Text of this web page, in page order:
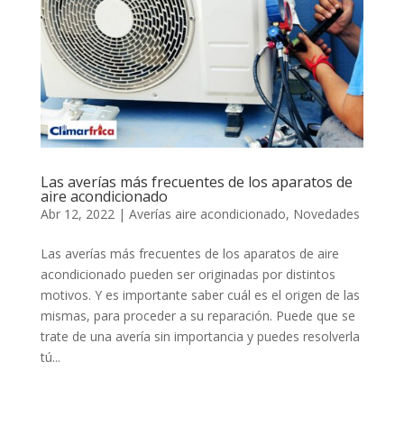
Las averías más frecuentes de los aparatos de
aire acondicionado
Abr 12, 2022| Averías aire acondicionado, Novedades
Las averías más frecuentes de los aparatos de aire
acondicionado pueden ser originadas por distintos
motivos. Y es importante saber cuál es el origen de las
mismas, para proceder a su reparación. Puede que se
trate de una avería sin importancia y puedes resolverla
tú...